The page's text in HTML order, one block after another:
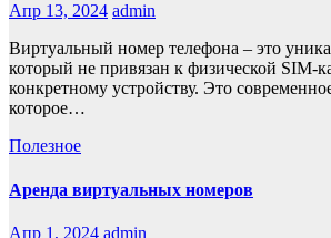
Апр 13, 2024 admin
Виртуальный номер телефона – это
который не привязан к физической SIM-
конкретному устройству. Это
которое…
Полезное
Аренда виртуальных номеров
Апр 1, 2024 admin